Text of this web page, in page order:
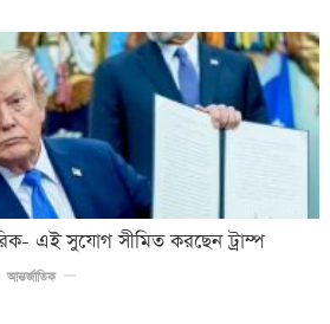
এই সুযোগ সীমিত করছেন ট্রাম্প
আন্তর্জাতিক